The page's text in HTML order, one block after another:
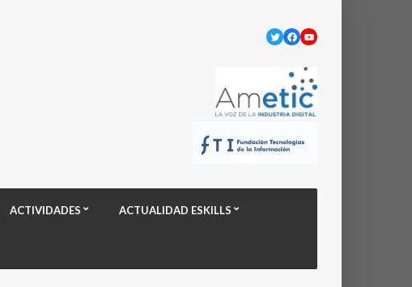
Twitter
Facebook
YouTube
ACTIVIDADES ACTUALIDAD ESKILLS